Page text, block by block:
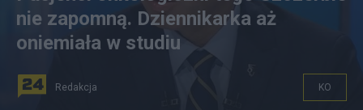
nie zapomną. Dziennikarka aż
oniemiała w studiu
Redakcja KO